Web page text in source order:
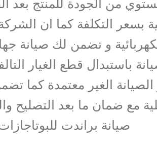
بسعر التكلفة كما ان
و تضمن لك صيانة
باستبدال قطع الغيار
الصيانة الغير معتمدة كما
مع ضمان ما بعد التصليح
صيانة براندت